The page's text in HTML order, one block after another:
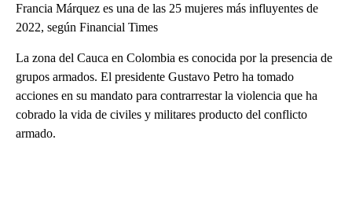
Francia Márquez es una de las 25 mujeres más influyentes de
2022, según Financial Times
La zona del Cauca en Colombia es conocida por la presencia de
grupos armados. El presidente Gustavo Petro ha tomado
acciones en su mandato para contrarrestar la violencia que ha
cobrado la vida de civiles y militares producto del conflicto
armado.